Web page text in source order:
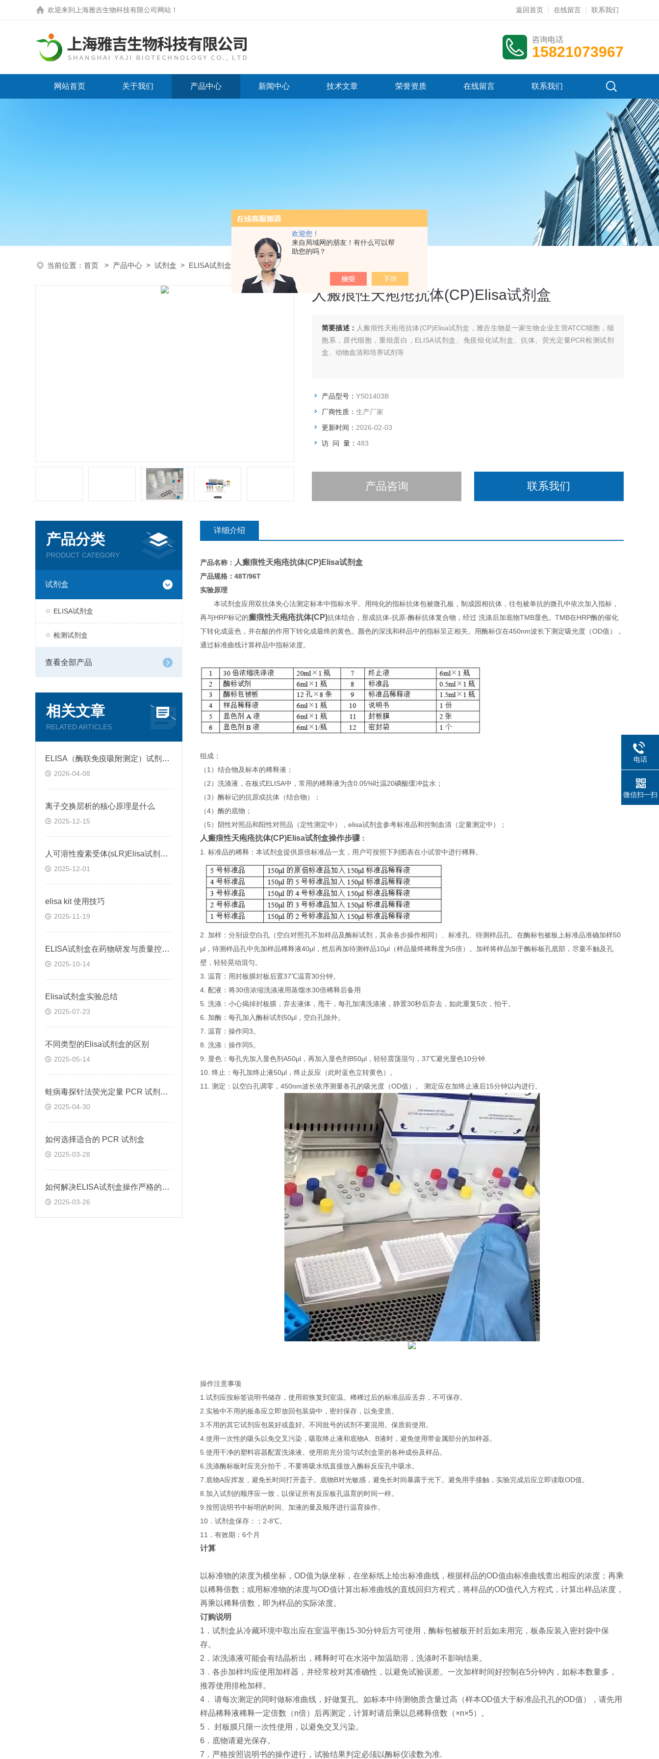
欢迎您！
来自局域网的朋友！有什么可以帮
助您的吗？
欢迎来到 上海雅吉生物科技有限公司网站 ！ 返回首页 在线留言 联系我们
咨询电话
15821073967
网站首页 关于我们 产品中心 新闻中心 技术文章 荣誉资质 在线留言 联系我们
当前位置： 首页 > 产品中心 > 试剂盒 > ELISA试剂盒 > YS01403B人瘢痕性天疱疮抗体(CP)Elisa试剂盒
人瘢痕性天疱疮抗体(CP)Elisa试剂盒
简要描述： 人瘢痕性天疱疮抗体(CP)Elisa试剂盒，雅吉生物是一家生物企业主营ATCC细胞，细
胞系，原代细胞，重组蛋白，ELISA试剂盒、免疫组化试剂盒、抗体、荧光定量PCR检测试剂
盒、动物血清和培养试剂等
产品型号： YS01403B
厂商性质： 生产厂家
更新时间： 2026-02-03
访 问 量： 483
产品咨询 联系我们
产品分类
PRODUCT CATEGORY
试剂盒
ELISA试剂盒
检测试剂盒
查看全部产品
相关文章
RELATED ARTICLES
ELISA（酶联免疫吸附测定）试剂盒原理类型检测方法
2026-04-08
离子交换层析的核心原理是什么
2025-12-15
人可溶性瘦素受体(sLR)Elisa试剂盒可溶性受体的作用
2025-12-01
elisa kit 使用技巧
2025-11-19
ELISA试剂盒在药物研发与质量控制中的应用实践
2025-10-14
Elisa试剂盒实验总结
2025-07-23
不同类型的Elisa试剂盒的区别
2025-05-14
蛙病毒探针法荧光定量 PCR 试剂盒定量定性检测
2025-04-30
如何选择适合的 PCR 试剂盒
2025-03-28
如何解决ELISA试剂盒操作严格的问题
2025-03-26
详细介绍
产品名称： 人瘢痕性天疱疮抗体(CP)Elisa试剂盒
产品规格：48T/96T
实验原理
本试剂盒应用双抗体夹心法测定标本中指标水平。用纯化的指标抗体包被微孔板，制成固相抗体，往包被单抗的微孔中依次加入指标，
再与HRP标记的瘢痕性天疱疮抗体(CP)抗体结合，形成抗体-抗原-酶标抗体复合物，经过 洗涤后加底物TMB显色。TMB在HRP酶的催化
下转化成蓝色，并在酸的作用下转化成最终的黄色。颜色的深浅和样品中的指标呈正相关。用酶标仪在450nm波长下测定吸光度（OD值），
通过标准曲线计算样品中指标浓度。
组成：
（1）结合物及标本的稀释液；
（2）洗涤液，在板式ELISA中，常用的稀释液为含0.05%吐温20磷酸缓冲盐水；
（3）酶标记的抗原或抗体（结合物）；
（4）酶的底物；
（5）阴性对照品和阳性对照品（定性测定中），elisa试剂盒参考标准品和控制血清（定量测定中）；
人瘢痕性天疱疮抗体(CP)Elisa试剂盒操作步骤 ：
1. 标准品的稀释：本试剂盒提供原倍标准品一支，用户可按照下列图表在小试管中进行稀释。
2. 加样：分别设空白孔（空白对照孔不加样品及酶标试剂，其余各步操作相同）、标准孔、待测样品孔。在酶标包被板上标准品准确加样50
μl，待测样品孔中先加样品稀释液40μl，然后再加待测样品10μl（样品最终稀释度为5倍）。加样将样品加于酶标板孔底部，尽量不触及孔
壁，轻轻晃动混匀。
3. 温育：用封板膜封板后置37℃温育30分钟。
4. 配液：将30倍浓缩洗涤液用蒸馏水30倍稀释后备用
5. 洗涤：小心揭掉封板膜，弃去液体，甩干，每孔加满洗涤液，静置30秒后弃去，如此重复5次，拍干。
6. 加酶：每孔加入酶标试剂50μl，空白孔除外。
7. 温育：操作同3。
8. 洗涤：操作同5。
9. 显色：每孔先加入显色剂A50μl，再加入显色剂B50μl，轻轻震荡混匀，37℃避光显色10分钟.
10. 终止：每孔加终止液50μl，终止反应（此时蓝色立转黄色）。
11. 测定：以空白孔调零，450nm波长依序测量各孔的吸光度（OD值）。 测定应在加终止液后15分钟以内进行。
操作注意事项
1.试剂应按标签说明书储存，使用前恢复到室温。稀稀过后的标准品应丢弃，不可保存。
2.实验中不用的板条应立即放回包装袋中，密封保存，以免变质。
3.不用的其它试剂应包装好或盖好。不同批号的试剂不要混用。保质前使用。
4.使用一次性的吸头以免交叉污染，吸取终止液和底物A、B液时，避免使用带金属部分的加样器。
5.使用干净的塑料容器配置洗涤液。使用前充分混匀试剂盒里的各种成份及样品。
6.洗涤酶标板时应充分拍干，不要将吸水纸直接放入酶标反应孔中吸水。
7.底物A应挥发，避免长时间打开盖子。底物B对光敏感，避免长时间暴露于光下。避免用手接触，实验完成后应立即读取OD值。
8.加入试剂的顺序应一致，以保证所有反应板孔温育的时间一样。
9.按照说明书中标明的时间、加液的量及顺序进行温育操作。
10．试剂盒保存：；2-8℃。
11．有效期：6个月
计算
以标准物的浓度为横坐标，OD值为纵坐标，在坐标纸上绘出标准曲线，根据样品的OD值由标准曲线查出相应的浓度；再乘
以稀释倍数；或用标准物的浓度与OD值计算出标准曲线的直线回归方程式，将样品的OD值代入方程式，计算出样品浓度，
再乘以稀释倍数，即为样品的实际浓度。
订购说明
1．试剂盒从冷藏环境中取出应在室温平衡15-30分钟后方可使用，酶标包被板开封后如未用完，板条应装入密封袋中保
存。
2．浓洗涤液可能会有结晶析出，稀释时可在水浴中加温助溶，洗涤时不影响结果。
3．各步加样均应使用加样器，并经常校对其准确性，以避免试验误差。一次加样时间好控制在5分钟内，如标本数量多，
推荐使用排枪加样。
4． 请每次测定的同时做标准曲线，好做复孔。如标本中待测物质含量过高（样本OD值大于标准品孔孔的OD值），请先用
样品稀释液稀释一定倍数（n倍）后再测定，计算时请后乘以总稀释倍数（×n×5）。
5． 封板膜只限一次性使用，以避免交叉污染。
6．底物请避光保存。
7．严格按照说明书的操作进行，试验结果判定必须以酶标仪读数为准.
电话
微信扫一扫